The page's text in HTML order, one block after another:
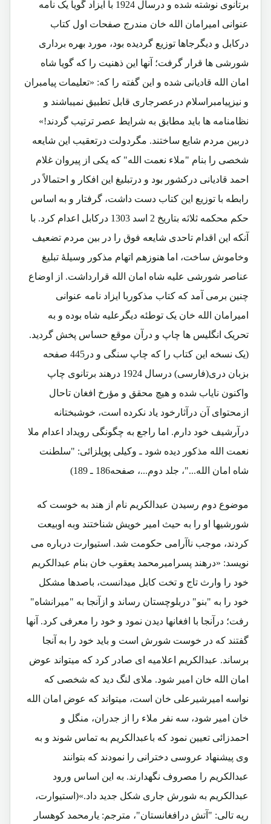
برتانوی نوشته شده و درسال 1924 با ایزاد گویا یک نامه
عنوانی امیرامان الله خان مندرج صفحات اول کتاب
درکابل و دیگرجاها توزیع گردیده بود، مورد بهره برداری
شورشی ها قرار گرفت؛ آنها این ذهنیت را که گویا شاه
امان الله قادیانی شده و این گفته را که: «تعلیمات پیامبران
و نیزپیامبراسلام درعصرجاری قابل تطبیق نمیباشند و
نظامنامه ها باید مطابق به شرایط عصر ترتیب گردند!»
دربین مردم شایع ساختند. مگردولت درتعقیب این شایعه
شخصی را بنام "ملاء نعمت الله" که یکی از پیروان غلام
احمد قادیانی درکشور بود و درتبلیغ این افکار و احتمالاً در
رابطه با توزیع این کتاب دست داشت، گرفتار و به اساس
حکم محکمه ثلاثه بتاریخ 2 اسد 1303 درکابل اعدام کرد. با
آنکه این اقدام تاحدی شایعه فوق را در بین مردم تضعیف
وخاموش ساخت، اما هنوزهم اتهام مذکور وسیلۀ تبلیغ
عناصر شورشی علیه شاه امان الله قرارداشت. از اوضاع
چنین برمی آمد که کتاب مذکوربا ایزاد نامه عنوانی
امیرامان الله خان یک توطئه دیگرعلیه شاه بوده و به
تحریک انگلیس ها چاپ و درآن موقع حساس پخش گردید.
(یک نسخه این کتاب را که چاپ سنگی و در445 صفحه
بزبان دری(فارسی) درسال 1924 درهند برتانوی چاپ
واکنون نایاب شده و هیچ محقق و مؤرخ افغان تاحال
ازمحتوای آن درآثارخود یاد نکرده است، خوشبختانه
درآرشیف خود دارم. اما راجع به چگونگی رویداد اعدام ملا
نعمت الله مذکور دیده شود ـ وکیلی پوپلزائی: "سلطنت
شاه امان الله..."، جلد دوم...، صفحه186 ـ 189)
موضوع دوم رسیدن عبدالکریم نام از هند به خوست که
شورشیها او را به حیث امیر خویش شناختند وبه اوبیعت
کردند، موجب ناآرامی حکومت شد. استیوارت درباره می
نویسد: «درهند پسرامیرمحمد یعقوب خان بنام عبدالکریم
خود را وارث تاج و تخت کابل میدانست، باصدها مشکل
خود را به "بنو" دربلوچستان رساند و ازآنجا به "میرانشاه"
رفت؛ درآنجا با افغانها دیدن نمود و خود را معرفی کرد. آنها
گفتند که در خوست شورش است و باید خود را به آنجا
برساند. عبدالکریم اعلامیه ای صادر کرد که میتواند عوض
امان الله خان امیر شود. ملای لنگ دید که شخصی که
نواسه امیرشیرعلی خان است، میتواند که عوض امان الله
خان امیر شود، سه نفر ملاء را از جدران، منگل و
احمدزائی تعیین نمود که باعبدالکریم به تماس شوند و به
وی پیشنهاد عروسی دخترانی را نمودند که بتوانند
عبدالکریم را مصروف نگهدارند. به این اساس ورود
عبدالکریم به شورش جاری شکل جدید داد.»(استیوارت،
ریه تالی: "آتش درافغانستان"، مترجم: یارمحمد کوهسار